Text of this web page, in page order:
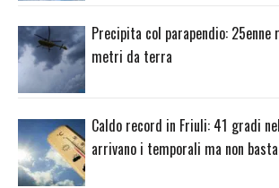
Precipita col parapendio: 25enne
metri da terra
Caldo record in Friuli: 41 gradi
arrivano i temporali ma non basta